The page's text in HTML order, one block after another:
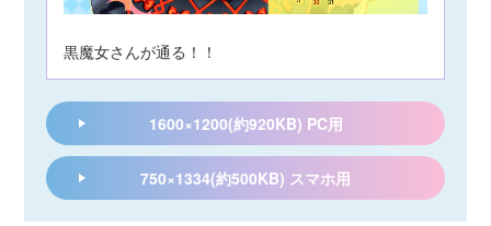
黒魔女さんが通る！！
1600×1200(約920KB) PC用
750×1334(約500KB) スマホ用